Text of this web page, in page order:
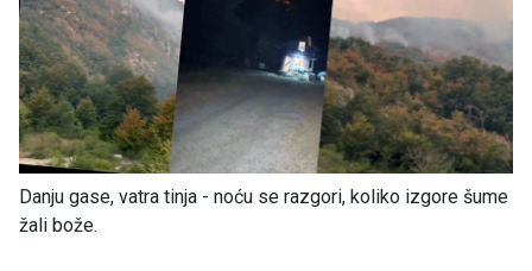
Danju gase, vatra tinja - noću se razgori, koliko izgore šume
žali bože.